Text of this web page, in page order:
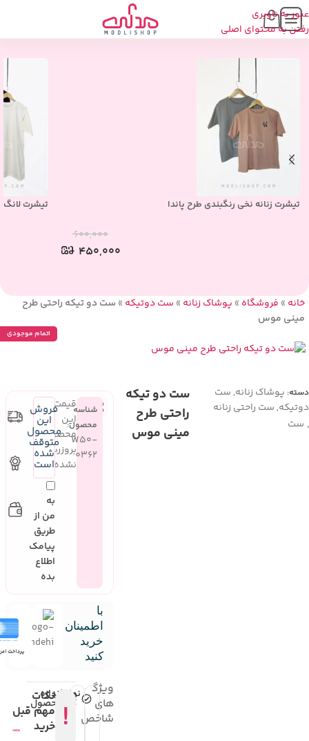
عبور به ناوبری
رفتن به محتوای اصلی
محصولات مشابه
تیشرت زنانه نخی رنگبندی طرح پاندا
۶۰۰,۰۰۰
۴۵۰,۰۰۰
تیشرت
خانه » فروشگاه » پوشاک زنانه » ست دوتیکه » ست دو تیکه راحتی طرح
مینی موس
اتمام موجودی
دسته: پوشاک زنانه, ست
دوتیکه, ست راحتی زنانه
ست
ست دو تیکه
راحتی طرح
مینی موس
ویژگی
های
شاخص
نمایش
کامل
اندازه
محصول !
نکات
مهم قبل
خرید
شناسه
محصول:
W50-
0362
قیمت
این
محصول
بروزرسانی
نشده
فروش
این
محصول
متوقف
شده
است
به
من از
طریق
پیامک
اطلاع
بده
با
اطمینان
خرید
کنید